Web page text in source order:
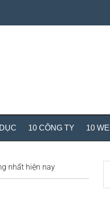
10 CÔNG TY 10
nhất hiện nay